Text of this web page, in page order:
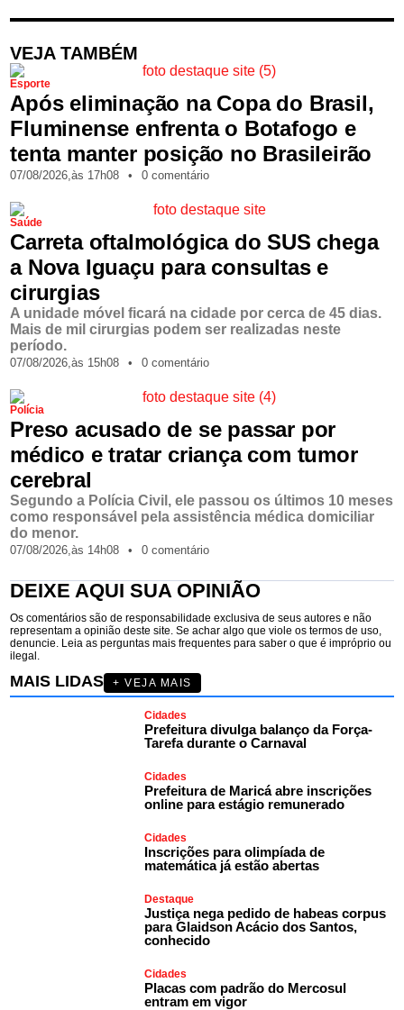
VEJA TAMBÉM
Esporte
Após eliminação na Copa do Brasil,
Fluminense enfrenta o Botafogo e
tenta manter posição no Brasileirão
07/08/2026,às 17h08 • 0 comentário
Saúde
Carreta oftalmológica do SUS chega
a Nova Iguaçu para consultas e
cirurgias
A unidade móvel ficará na cidade por cerca de 45 dias.
Mais de mil cirurgias podem ser realizadas neste
período.
07/08/2026,às 15h08 • 0 comentário
Polícia
Preso acusado de se passar por
médico e tratar criança com tumor
cerebral
Segundo a Polícia Civil, ele passou os últimos 10 meses
como responsável pela assistência médica domiciliar
do menor.
07/08/2026,às 14h08 • 0 comentário
DEIXE AQUI SUA OPINIÃO
Os comentários são de responsabilidade exclusiva de seus autores e não
representam a opinião deste site. Se achar algo que viole os termos de uso,
denuncie. Leia as perguntas mais frequentes para saber o que é impróprio ou
ilegal.
MAIS LIDAS + VEJA MAIS
Cidades
Prefeitura divulga balanço da Força-
Tarefa durante o Carnaval
Cidades
Prefeitura de Maricá abre inscrições
online para estágio remunerado
Cidades
Inscrições para olimpíada de
matemática já estão abertas
Destaque
Justiça nega pedido de habeas corpus
para Glaidson Acácio dos Santos,
conhecido
Cidades
Placas com padrão do Mercosul
entram em vigor